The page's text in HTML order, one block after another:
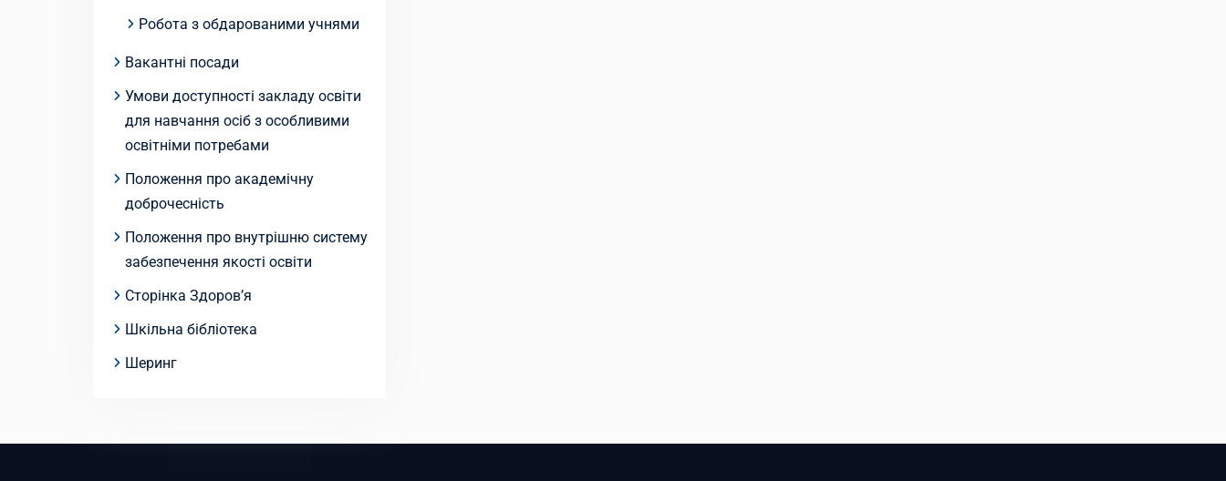
Робота з обдарованими учнями
Вакантні посади
Умови доступності закладу освіти
для навчання осіб з особливими
освітніми потребами
Положення про академічну
доброчесність
Положення про внутрішню систему
забезпечення якості освіти
Сторінка Здоров’я
Шкільна бібліотека
Шеринг